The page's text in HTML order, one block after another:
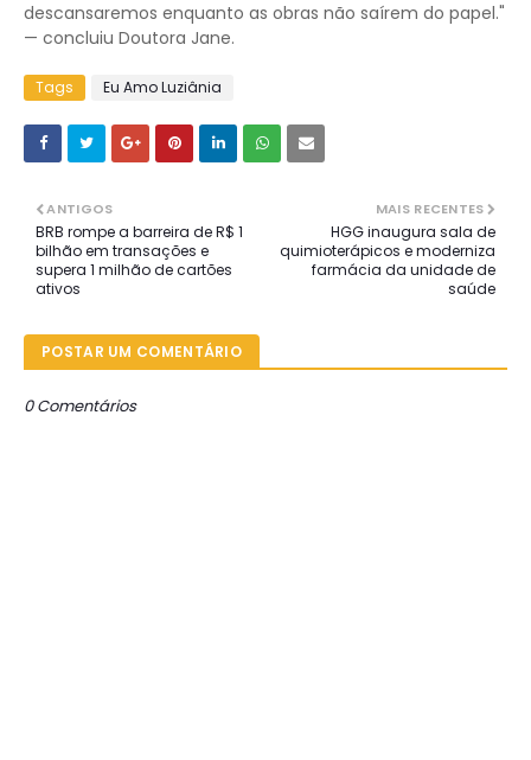
descansaremos enquanto as obras não saírem do papel."
— concluiu Doutora Jane.
Tags Eu Amo Luziânia
MAIS RECENTES
HGG inaugura sala de
quimioterápicos e moderniza
farmácia da unidade de
saúde
ANTIGOS
BRB rompe a barreira de R$ 1
bilhão em transações e
supera 1 milhão de cartões
ativos
POSTAR UM COMENTÁRIO
0 Comentários